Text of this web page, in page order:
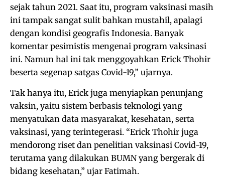
sejak tahun 2021. Saat itu, program vaksinasi masih
ini tampak sangat sulit bahkan mustahil, apalagi
dengan kondisi geografis Indonesia. Banyak
komentar pesimistis mengenai program vaksinasi
ini. Namun hal ini tak menggoyahkan Erick Thohir
beserta segenap satgas Covid-19,” ujarnya.
Tak hanya itu, Erick juga menyiapkan penunjang
vaksin, yaitu sistem berbasis teknologi yang
menyatukan data masyarakat, kesehatan, serta
vaksinasi, yang terintegerasi. “Erick Thohir juga
mendorong riset dan penelitian vaksinasi Covid-19,
terutama yang dilakukan BUMN yang bergerak di
bidang kesehatan,” ujar Fatimah.